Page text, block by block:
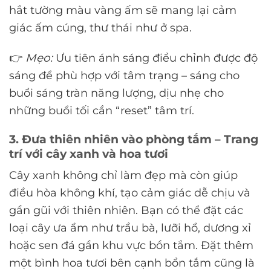
hắt tường màu vàng ấm sẽ mang lại cảm
giác ấm cúng, thư thái như ở spa.
👉 Mẹo:Ưu tiên ánh sáng điều chỉnh được độ
sáng để phù hợp với tâm trạng – sáng cho
buổi sáng tràn năng lượng, dịu nhẹ cho
những buổi tối cần “reset” tâm trí.
3. Đưa thiên nhiên vào phòng tắm – Trang
trí với cây xanh và hoa tươi
Cây xanh không chỉ làm đẹp mà còn giúp
điều hòa không khí, tạo cảm giác dễ chịu và
gần gũi với thiên nhiên. Bạn có thể đặt các
loại cây ưa ẩm như trầu bà, lưỡi hổ, dương xỉ
hoặc sen đá gần khu vực bồn tắm. Đặt thêm
một bình hoa tươi bên cạnh bồn tắm cũng là